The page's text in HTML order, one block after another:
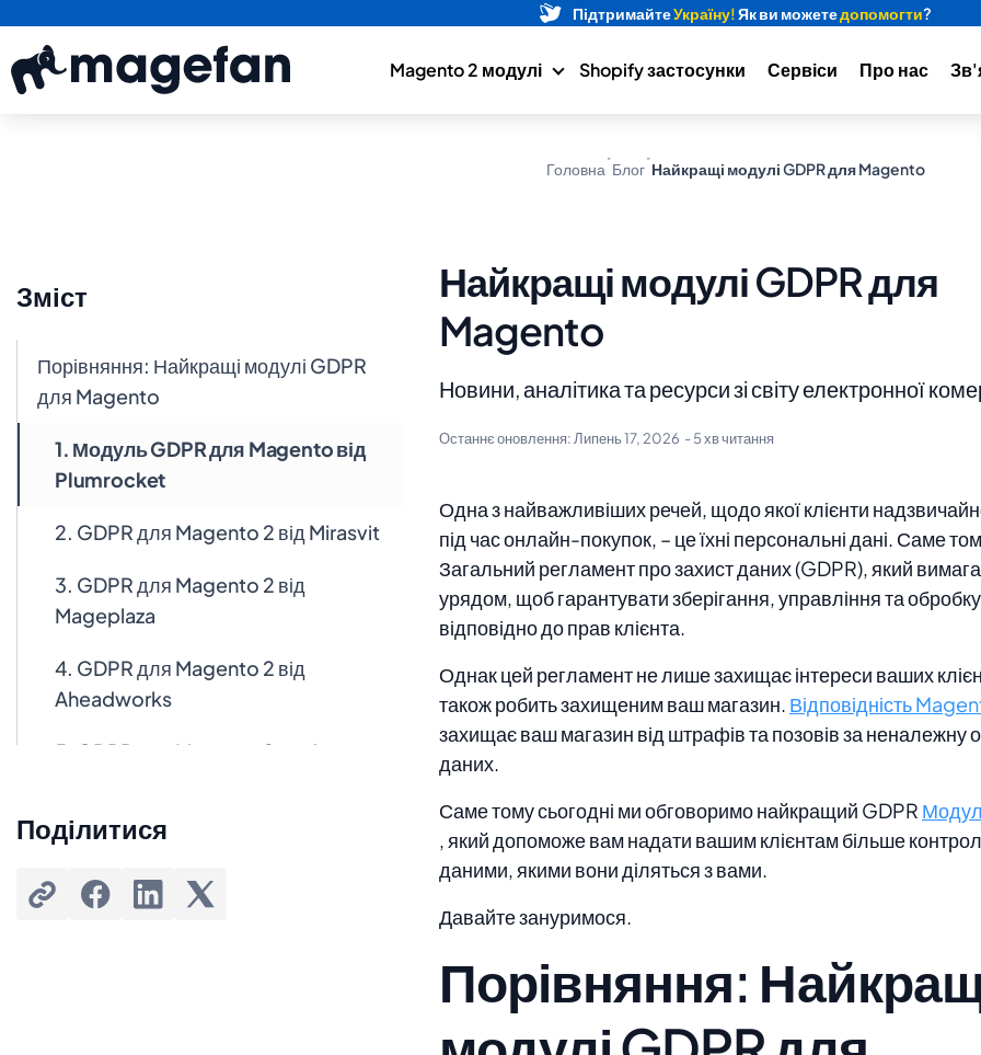
Magento 2 модулі Shopify застосунки Сервіси Про нас
Головна Блог Найкращі модулі GDPR для Magento
Найкращі модулі GDPR для
Magento
Новини, аналітика та ресурси зі світу електронної
Останнє оновлення: Липень 17, 2026 - 5 хв читання
Одна з найважливіших речей, щодо якої клієнти
під час онлайн-покупок, – це їхні персональні дані. Саме
Загальний регламент про захист даних (GDPR), який
урядом, щоб гарантувати зберігання, управління та
відповідно до прав клієнта.
Однак цей регламент не лише захищає інтереси ваших
також робить захищеним ваш магазин. Відповідність
захищає ваш магазин від штрафів та позовів за неналежну
даних.
Саме тому сьогодні ми обговоримо найкращий GDPR
, який допоможе вам надати вашим клієнтам більше
даними, якими вони діляться з вами.
Давайте зануримося.
Порівняння:
Зміст
Порівняння: Найкращі модулі GDPR
для Magento
1. Модуль GDPR для Magento від
Plumrocket
2. GDPR для Magento 2 від Mirasvit
3. GDPR для Magento 2 від
Mageplaza
4. GDPR для Magento 2 від
Aheadworks
5. GDPR для Magento 2 від Amasty
Поділитися
ПідтримайтеУкраїну!Як ви можетедопомогти?